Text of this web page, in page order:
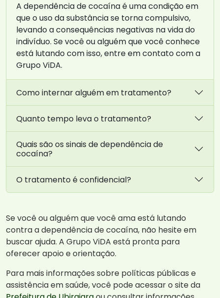
A dependência de cocaína é uma condição em
que o uso da substância se torna compulsivo,
levando a consequências negativas na vida do
indivíduo. Se você ou alguém que você conhece
está lutando com isso, entre em contato com a
Grupo ViDA.
Como internar alguém em tratamento?
Quanto tempo leva o tratamento?
Quais são os sinais de dependência de
cocaína?
O tratamento é confidencial?
Se você ou alguém que você ama está lutando
contra a dependência de cocaína, não hesite em
buscar ajuda. A Grupo ViDA está pronta para
oferecer apoio e orientação.
Para mais informações sobre políticas públicas e
assistência em saúde, você pode acessar o site da